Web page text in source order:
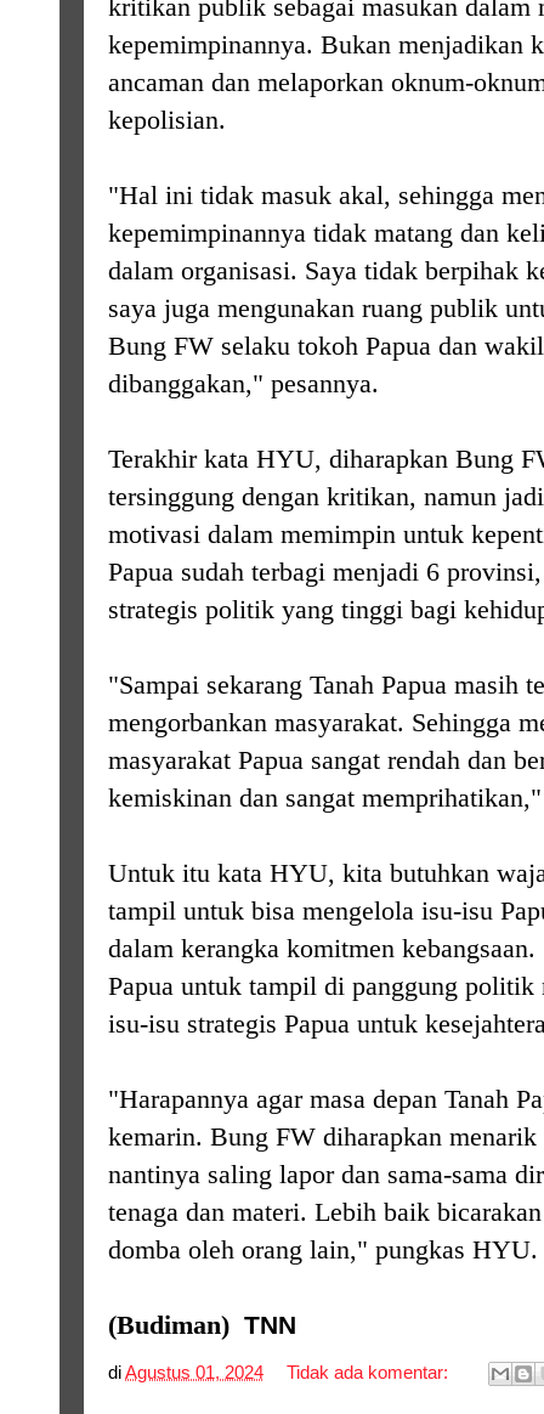
kritikan publik sebagai masukan dalam
kepemimpinannya. Bukan menjadikan
ancaman dan melaporkan oknum-
kepolisian.
"Hal ini tidak masuk akal, sehingga
kepemimpinannya tidak matang dan
dalam organisasi. Saya tidak berpihak
saya juga mengunakan ruang publik
Bung FW selaku tokoh Papua dan
dibanggakan," pesannya.
Terakhir kata HYU, diharapkan Bung
tersinggung dengan kritikan, namun
motivasi dalam memimpin untuk
Papua sudah terbagi menjadi 6
strategis politik yang tinggi bagi
"Sampai sekarang Tanah Papua masih
mengorbankan masyarakat. Sehingga
masyarakat Papua sangat rendah dan
kemiskinan dan sangat
Untuk itu kata HYU, kita butuhkan
tampil untuk bisa mengelola isu-isu
dalam kerangka komitmen
Papua untuk tampil di panggung politik
isu-isu strategis Papua untuk
"Harapannya agar masa depan Tanah
kemarin. Bung FW diharapkan
nantinya saling lapor dan sama-sama
tenaga dan materi. Lebih baik
domba oleh orang lain," pungkas HYU.
(Budiman) TNN
diAgustus 01, 2024 Tidak ada komentar: